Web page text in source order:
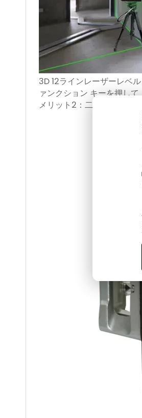
3D 12ラインレーザーレベ
ァンクション キーを押し
メリット2：二色射出成形